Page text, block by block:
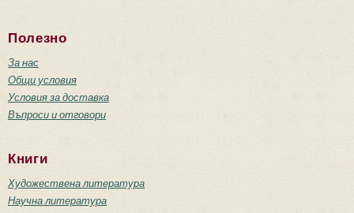
Полезно
За нас
Общи условия
Условия за доставка
Въпроси и отговори
Книги
Художествена литература
Научна литература